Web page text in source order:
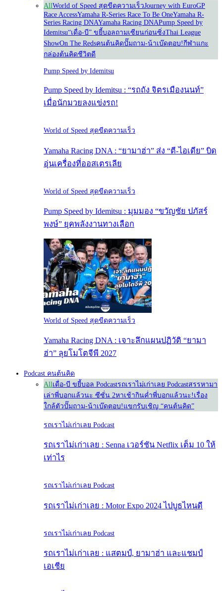
AllWorld of Speed สุดขีดความเร็วJourney with EuroGP
Race AccessYamaha R-Series Race To Be OneYamaha R-
Series Racing DNAYamaha Racing DNAPump Speed by
Idemitsu“เดื่อ-บี” ขยี้บอลถามเซียนก่อนซิ่งThai League
ShowOn The Redsคนต้นคิดปั๊มถาม-น้าเบ๊ดตอบ!กีฬาแกะ
กล่องต้นคิดชีวิตดี
Pump Speed by Idemitsu
Pump Speed by Idemitsu : “รถถัง จิตรเมืองนนท์”
เมื่อนักมวยลงแข่งรถ!
World of Speed สุดขีดความเร็ว
Yamaha Racing DNA : “ยามาฮ่า” ส่ง “ตี-ไอเดีย” บิด
อุ่นเครื่องที่ออสเตรเลีย
World of Speed สุดขีดความเร็ว
Pump Speed by Idemitsu : มุมมอง “ขวัญชัย ปภัสร์
พงษ์” ยุคพลังงานทางเลือก
World of Speed สุดขีดความเร็ว
Yamaha Racing DNA : เจาะลึกแผนปฏิวัติ “ยามา
ฮ่า” ลุยโมโตจีพี 2027
Podcast คนต้นคิด
Allเดื่อ-บี ขยี้บอล Podcastรถเราไม่เก่าเลย Podcastสรรหามา
เล่าพี่บอกแล้วนะ ซีซั่น 2หาเช้ากินค่ำพี่บอกแล้วนะ! เรื่อง
ใกล้ตัวปั๊มถาม-น้าเบ๊ดตอบ! แขกรับเชิญ “คนต้นคิด”
รถเราไม่เก่าเลย Podcast
รถเราไม่เก่าเลย : Senna เวอร์ชัน Netflix เต็ม 10 ให้
เท่าไร
รถเราไม่เก่าเลย Podcast
รถเราไม่เก่าเลย : Motor Expo 2024 ไปบูธไหนดี
รถเราไม่เก่าเลย Podcast
รถเราไม่เก่าเลย : แสตมป์, ยามาฮ่า และแชมป์
เอเชีย